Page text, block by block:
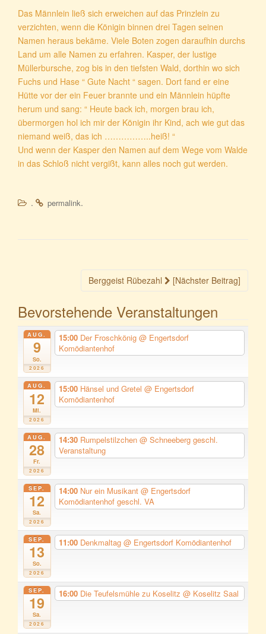
Das Männlein ließ sich erweichen auf das Prinzlein zu
verzichten, wenn die Königin binnen drei Tagen seinen
Namen heraus bekäme. Viele Boten zogen daraufhin durchs
Land um alle Namen zu erfahren. Kasper, der lustige
Müllerbursche, zog bis in den tiefsten Wald, dorthin wo sich
Fuchs und Hase “ Gute Nacht “ sagen. Dort fand er eine
Hütte vor der ein Feuer brannte und ein Männlein hüpfte
herum und sang: “ Heute back ich, morgen brau ich,
übermorgen hol ich mir der Königin ihr Kind, ach wie gut das
niemand weiß, das ich ……………..heiß! “
Und wenn der Kasper den Namen auf dem Wege vom Walde
in das Schloß nicht vergißt, kann alles noch gut werden.
. permalink.
Beitragsnavigation
Berggeist Rübezahl [Nächster Beitrag]
Bevorstehende Veranstaltungen
AUG.
9
So.
2026
15:00 Der Froschkönig @ Engertsdorf
Komödiantenhof
AUG.
12
Mi.
2026
15:00 Hänsel und Gretel @ Engertsdorf
Komödiantenhof
AUG.
28
Fr.
2026
14:30 Rumpelstilzchen @ Schneeberg geschl.
Veranstaltung
SEP.
12
Sa.
2026
14:00 Nur ein Musikant @ Engertsdorf
Komödiantenhof geschl. VA
SEP.
13
So.
2026
11:00 Denkmaltag @ Engertsdorf Komödiantenhof
SEP.
19
Sa.
2026
16:00 Die Teufelsmühle zu Koselitz @ Koselitz Saal